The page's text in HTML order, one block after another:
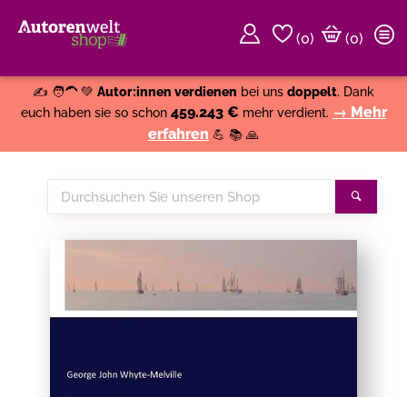
(0)
(0)
✍️ 🧑‍🦱 💚 Autor:innen verdienen bei uns doppelt. Dank
euch haben sie so schon 459.243 € mehr verdient. → Mehr
erfahren 💪 📚 🙏
Durchsuchen
Sie